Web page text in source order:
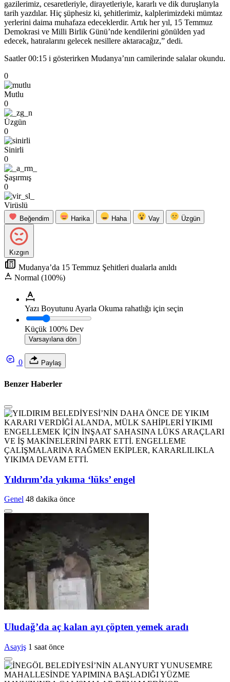
gazilerimiz, cesaretleriyle, dirayetleriyle, kararlı ve dik duruşlarıyla
tarih yazdılar. Hiç şüphesiz ki, şehitlerimiz, kalplerimizdeki mümtaz
yerlerini daima muhafaza edeceklerdir. Artık her yıl, 15 Temmuz
Demokrasi ve Milli Birlik Günü’nde kendilerini gönülden yad
edecek, hatıralarını gelecek nesillere aktaracağız,” dedi.
Saatler 00:15 i gösterirken Mudanya’nın camilerinde salalar okundu.
0
Mutlu
0
Üzgün
0
Sinirli
0
Şaşırmış
0
Virüslü
Beğendim Harika Haha Vay Üzgün
Kızgın
Mudanya’da 15 Temmuz Şehitleri dualarla anıldı
Normal (100%)
Yazı Boyutunu Ayarla Okuma rahatlığı için seçin
Küçük 100% Dev
Varsayılana dön
0 Paylaş
Benzer Haberler
Yıldırım’da yıkıma ‘lüks’ engel
Genel 48 dakika önce
Uludağ’da aç kalan ayı çöpten yemek aradı
Asayiş 1 saat önce